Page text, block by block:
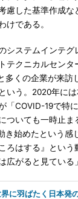
慮した基準作成な
けである。
システムインテグ
テクニカルセンタ
多くの企業が来訪
いう。2020年に
「COVID-19で特
ついても一時止ま
き始めたという感
ろはする』という
広がると見ている
に羽ばたく日本発